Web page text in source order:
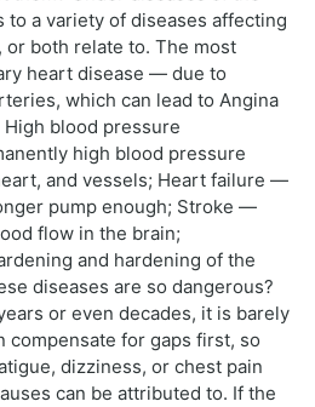
a variety of diseases affecting
both relate to. The most
heart disease — due to
which can lead to Angina
blood pressure
high blood pressure
and vessels; Heart failure —
pump enough; Stroke —
flow in the brain;
and hardening of the
diseases are so dangerous?
or even decades, it is barely
compensate for gaps first, so
dizziness, or chest pain
can be attributed to. If the